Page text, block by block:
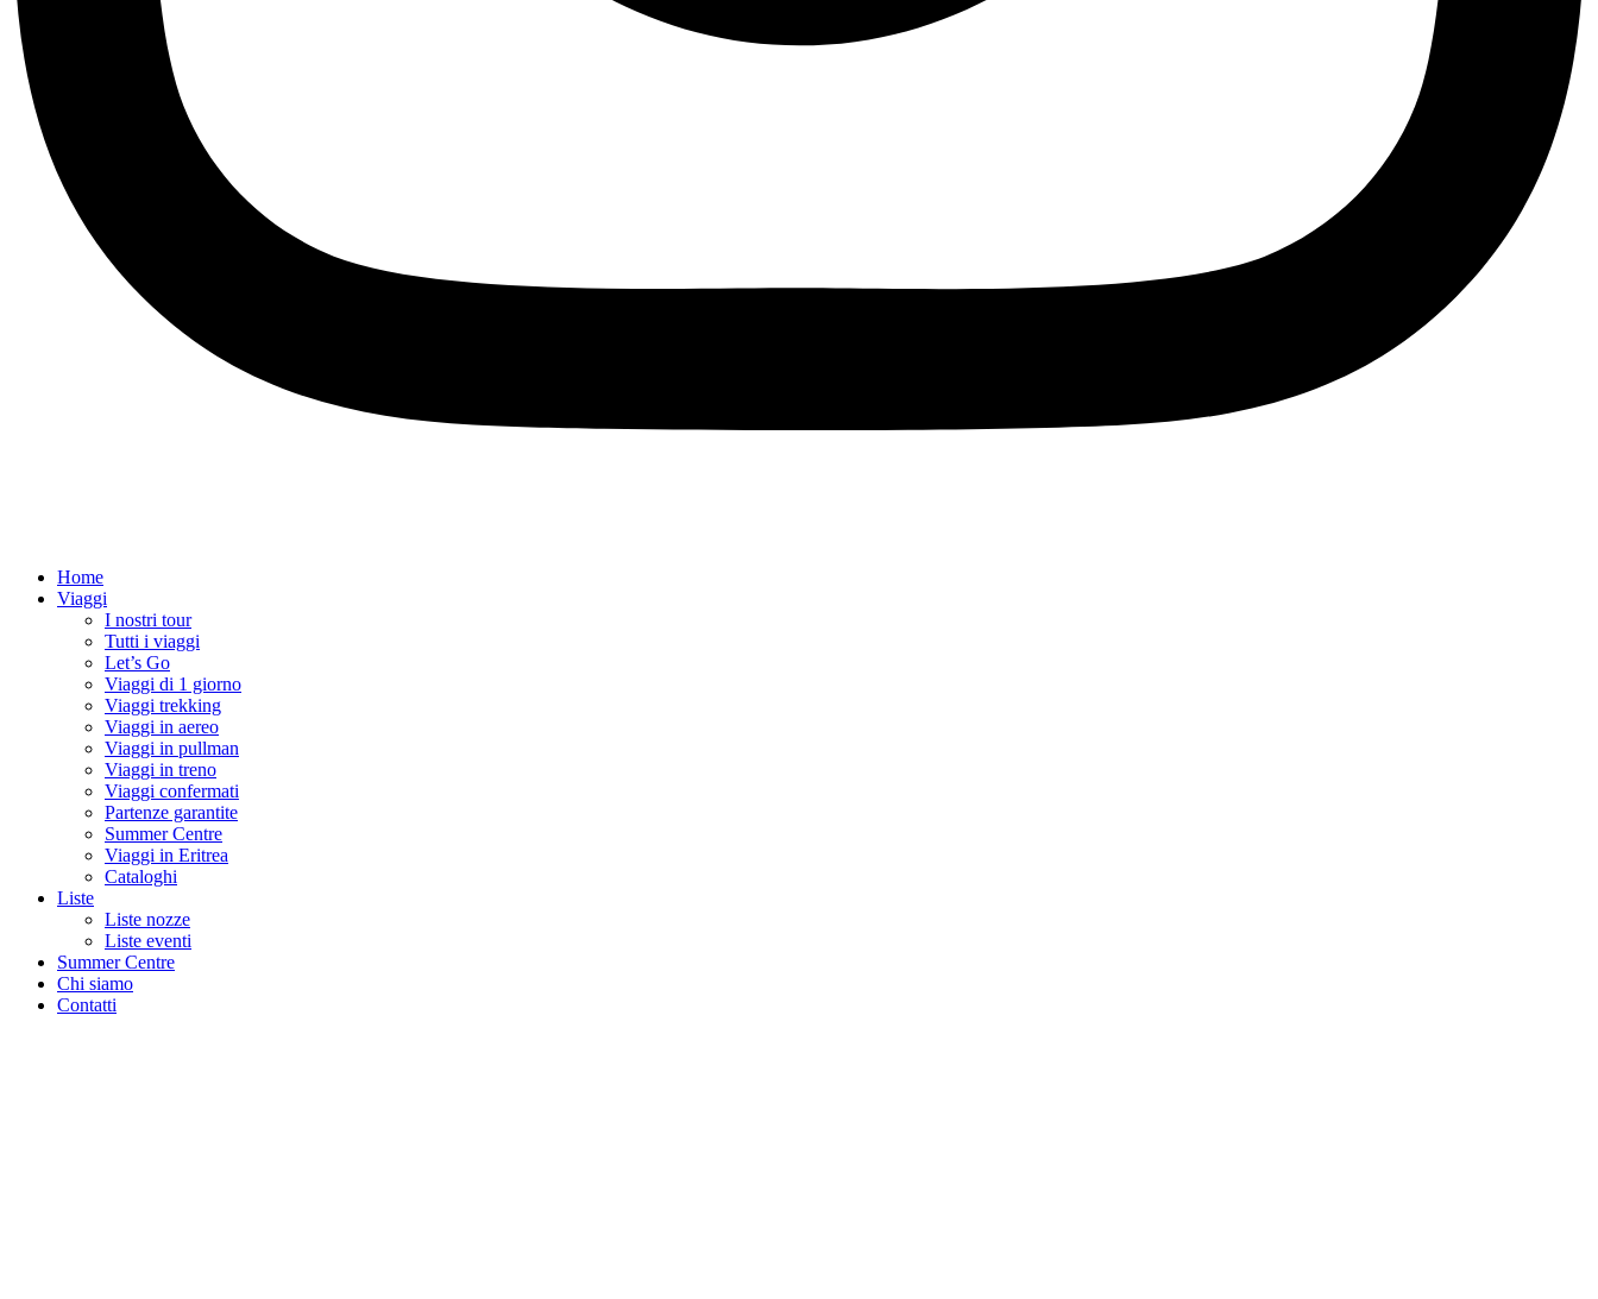
Home
Viaggi
I nostri tour
Tutti i viaggi
Let’s Go
Viaggi di 1 giorno
Viaggi trekking
Viaggi in aereo
Viaggi in pullman
Viaggi in treno
Viaggi confermati
Partenze garantite
Summer Centre
Viaggi in Eritrea
Cataloghi
Liste
Liste nozze
Liste eventi
Summer Centre
Chi siamo
Contatti